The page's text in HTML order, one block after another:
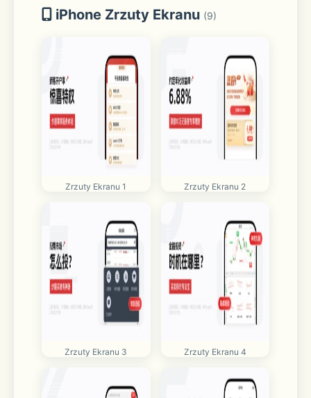
iPhone Zrzuty Ekranu (9)
Zrzuty Ekranu 1 Zrzuty Ekranu 2
Zrzuty Ekranu 3 Zrzuty Ekranu 4